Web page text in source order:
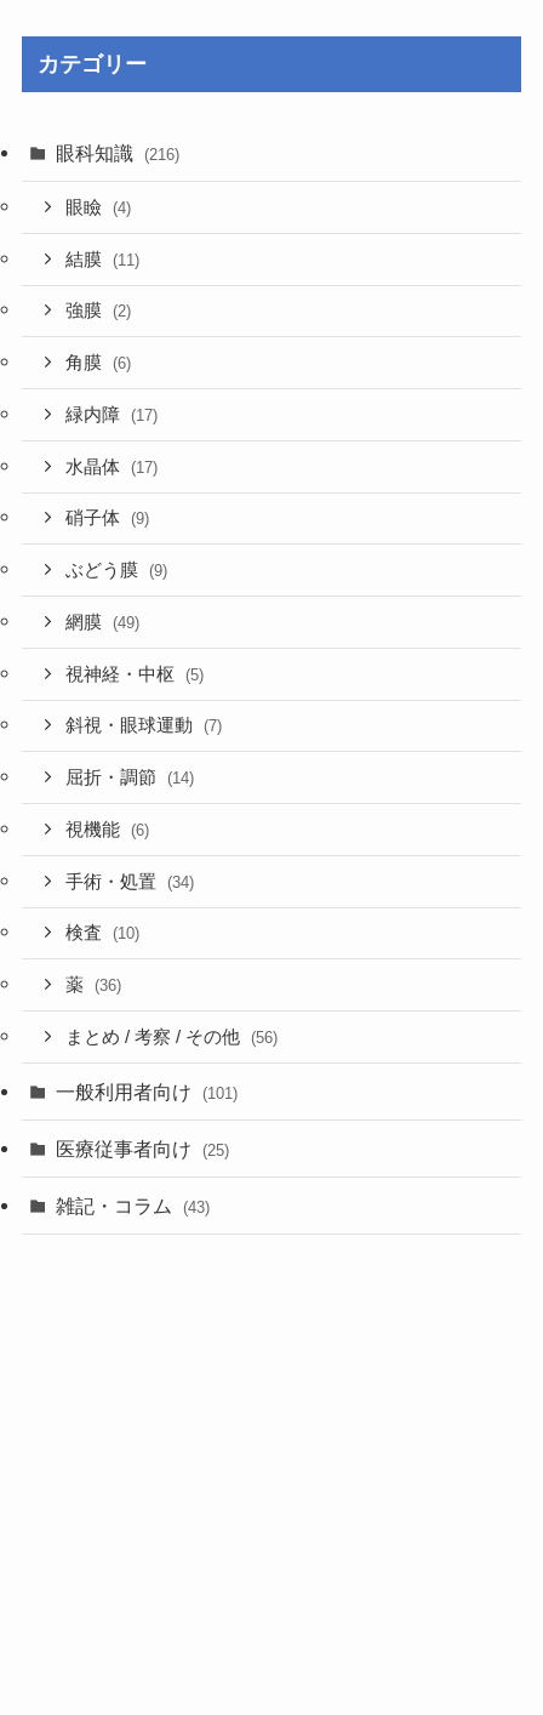
カテゴリー
眼科知識 (216)
眼瞼 (4)
結膜 (11)
強膜 (2)
角膜 (6)
緑内障 (17)
水晶体 (17)
硝子体 (9)
ぶどう膜 (9)
網膜 (49)
視神経・中枢 (5)
斜視・眼球運動 (7)
屈折・調節 (14)
視機能 (6)
手術・処置 (34)
検査 (10)
薬 (36)
まとめ / 考察 / その他 (56)
一般利用者向け (101)
医療従事者向け (25)
雑記・コラム (43)